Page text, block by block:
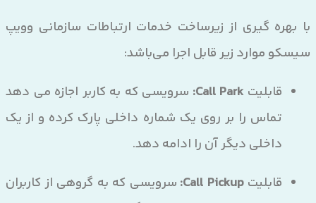
با بهره گیری از زیرساخت خدمات ارتباطات سازمانی وویپ
سیسکو موارد زیر قابل اجرا می‌باشد:
قابلیت Call Park: سرویسی که به کاربر اجازه می دهد
تماس را بر روی یک شماره داخلی پارک کرده و از یک
داخلی دیگر آن را ادامه دهد.
قابلیتCall Pickup: سرویسی که به گروهی از کاربران